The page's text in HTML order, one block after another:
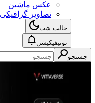
عکس ماشین
تصاویر گرافیکی
حالت شب
نوتیفیکیشن
جستجو